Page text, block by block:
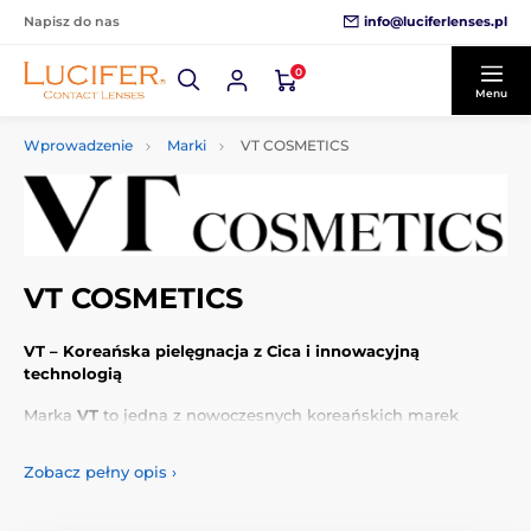
Napisz do nas info@luciferlenses.pl
0
Menu
Wprowadzenie Marki VT COSMETICS
VT COSMETICS
VT – Koreańska pielęgnacja z Cica i innowacyjną
technologią
Marka VT to jedna z nowoczesnych koreańskich marek
specjalizacji wpielęgnacji Cica
Zobacz pełny opis ›